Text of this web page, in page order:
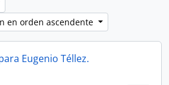
en orden ascendente
Eugenio Téllez.